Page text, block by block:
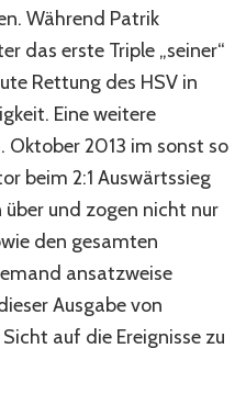
Während Patrik
das erste Triple „seiner“
Rettung des HSV in
Eine weitere
Oktober 2013 im sonst so
beim 2:1 Auswärtssieg
und zogen nicht nur
den gesamten
ansatzweise
Ausgabe von
auf die Ereignisse zu